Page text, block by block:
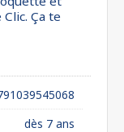
Ça te
dès 7 ans